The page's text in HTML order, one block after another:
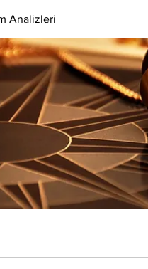
Analizleri